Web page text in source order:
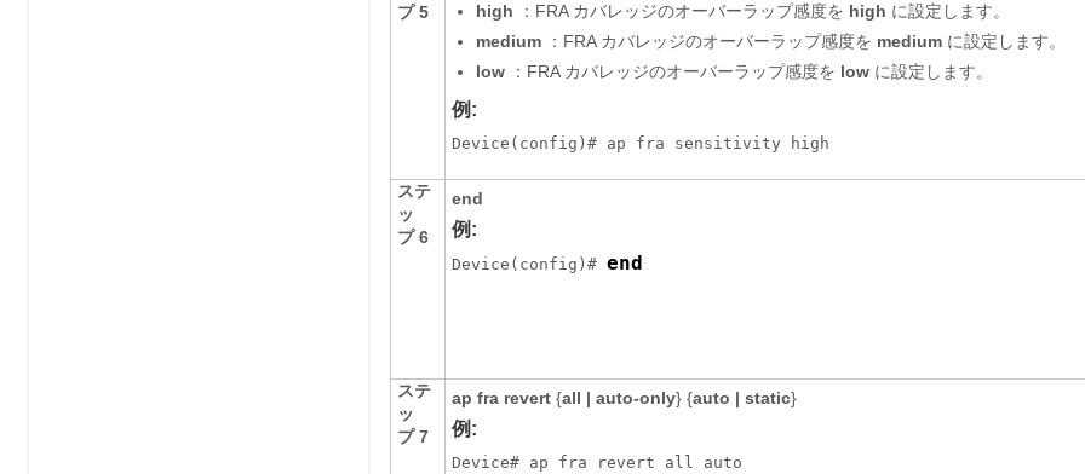
プ 5
high
：FRA カバレッジのオーバーラップ感度を high に設定します。
medium
：FRA カバレッジのオーバーラップ感度を medium に設定します。
low
：FRA カバレッジのオーバーラップ感度を low に設定します。
例:
Device (config)# ap fra sensitivity high
ステ
ッ
プ 6
end
例:
Device (config)# end
ステ
ッ
プ 7
ap fra revert {all | auto-only} {auto | static}
例:
Device# ap fra revert all auto